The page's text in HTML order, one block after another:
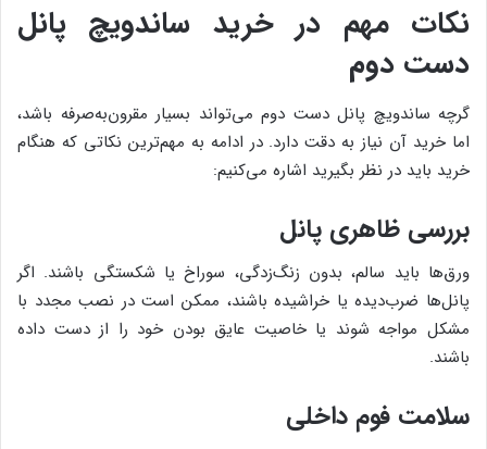
نکات مهم در خرید ساندویچ پانل
دست دوم
گرچه ساندویچ پانل دست دوم می‌تواند بسیار مقرون‌به‌صرفه باشد،
اما خرید آن نیاز به دقت دارد. در ادامه به مهم‌ترین نکاتی که هنگام
خرید باید در نظر بگیرید اشاره می‌کنیم:
بررسی ظاهری پانل
ورق‌ها باید سالم، بدون زنگ‌زدگی، سوراخ یا شکستگی باشند. اگر
پانل‌ها ضرب‌دیده یا خراشیده باشند، ممکن است در نصب مجدد با
مشکل مواجه شوند یا خاصیت عایق بودن خود را از دست داده
باشند.
سلامت فوم داخلی